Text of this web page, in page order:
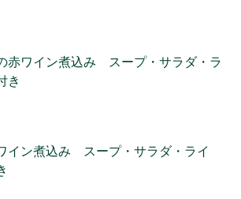
赤ワイン煮込み スープ・サラダ・ラ
き
イン煮込み スープ・サラダ・ライ